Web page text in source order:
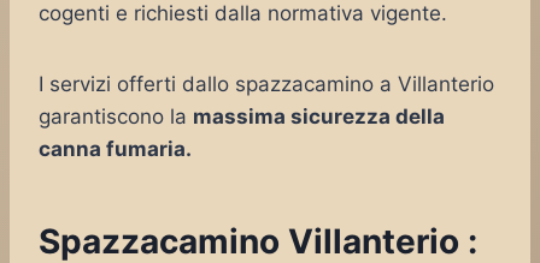
cogenti e richiesti dalla normativa vigente.
I servizi offerti dallo spazzacamino a Villanterio
garantiscono la massima sicurezza della
canna fumaria.
Spazzacamino Villanterio :